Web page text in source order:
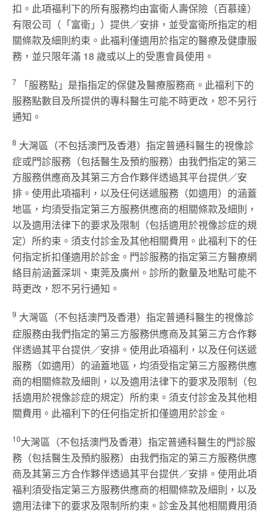
扣。此項福利下的所有服務均由富衛人壽保險（百慕達）
有限公司（「富衛」）提供／安排，並受富衛所指定的相
關條款及細則約束。此福利僅適用於指定的醫療及健康服
務，並只限年滿 18 歲或以上的受惠會員使用。
7
「服務點」是指指定的保健及醫療服務商。此福利下的
服務點數目及所提供的專科醫生可能不時更改，恕不另行
通知。
8 大灣區（不包括澳門及香港）指定普通科醫生的視像診
症或門診服務（包括醫生及預約服務）由我們指定的第三
方服務供應商及其第三方合作夥伴透過其平台提供／安
排。使用此項福利，以及任何送遞服務（如適用）的涵蓋
地區，均須受指定第三方服務供應商的相關條款及細則，
以及適用法律下的要求及限制（包括適用於視像診症的規
定）所約束。須支付診金及其他相關費用。此福利下的任
何指定折扣僅適用於診金。門診服務的指定第三方醫療網
絡目前涵蓋深圳、東莞及廣州。診所的數量及地點可能不
時更改，恕不另行通知。
9 大灣區（不包括澳門及香港）指定普通科醫生的視像診
症服務由我們指定的第三方服務供應商及其第三方合作夥
伴透過其平台提供／安排。使用此項福利，以及任何送遞
服務（如適用）的涵蓋地區，均須受指定第三方服務供應
商的相關條款及細則，以及適用法律下的要求及限制（包
括適用於視像診症的規定）所約束。須支付診金及其他相
關費用。此福利下的任何指定折扣僅適用於診金。
10大灣區（不包括澳門及香港）指定普通科醫生的門診服
務（包括醫生及預約服務）由我們指定的第三方服務供應
商及其第三方合作夥伴透過其平台提供／安排。使用此項
福利須受指定第三方服務供應商的相關條款及細則，以及
適用法律下的要求及限制所約束。診金及其他相關費用須